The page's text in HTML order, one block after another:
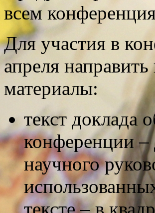
всем
Для участия в
апреля
материалы:
текст доклада
конференции –
научного
тексте – в